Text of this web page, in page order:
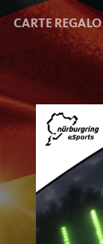
CARTE REGALO